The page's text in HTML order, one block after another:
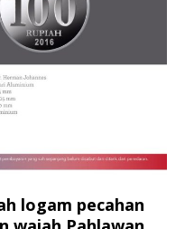
logam pecahan